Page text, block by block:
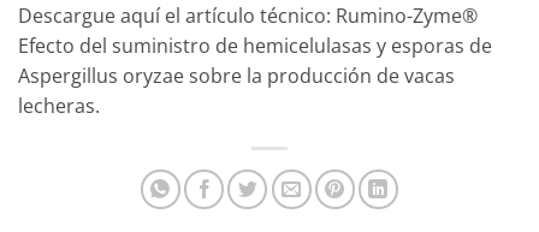
Descargue aquí el artículo técnico: Rumino-Zyme®
Efecto del suministro de hemicelulasas y esporas de
Aspergillus oryzae sobre la producción de vacas
lecheras.